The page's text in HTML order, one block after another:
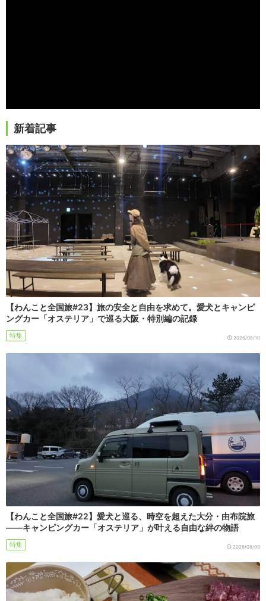
新着記事
【わんこと全国旅#23】旅の安全と自由を求めて。愛犬とキャンピ
ングカー「オステリア」で巡る大阪・特別編の記録
特集 2026/08/10
【わんこと全国旅#22】愛犬と巡る、時空を超えた大分・由布院旅
――キャンピングカー「オステリア」が叶える自由な絆の物語
特集 2026/08/09